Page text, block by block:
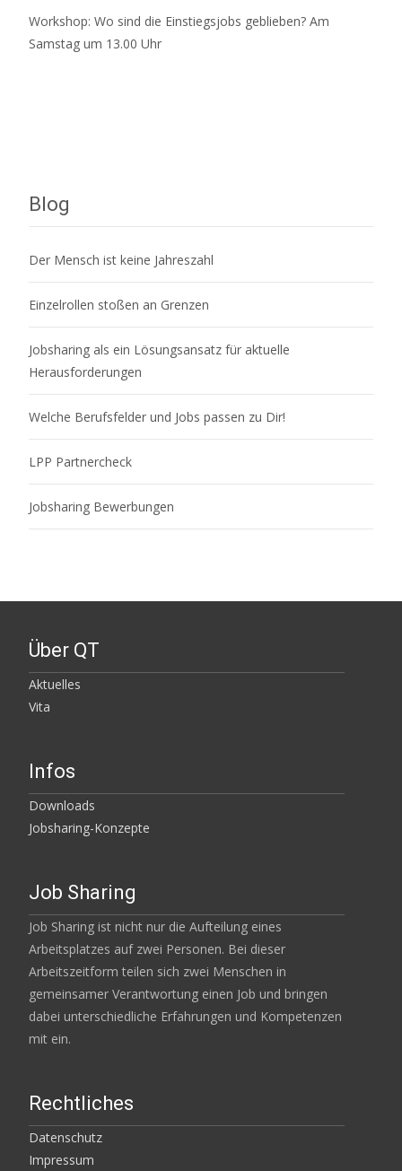
Workshop: Wo sind die Einstiegsjobs geblieben? Am
Samstag um 13.00 Uhr
Blog
Der Mensch ist keine Jahreszahl
Einzelrollen stoßen an Grenzen
Jobsharing als ein Lösungsansatz für aktuelle
Herausforderungen
Welche Berufsfelder und Jobs passen zu Dir!
LPP Partnercheck
Jobsharing Bewerbungen
Über QT
Aktuelles
Vita
Infos
Downloads
Jobsharing-Konzepte
Job Sharing
Job Sharing ist nicht nur die Aufteilung eines
Arbeitsplatzes auf zwei Personen. Bei dieser
Arbeitszeitform teilen sich zwei Menschen in
gemeinsamer Verantwortung einen Job und bringen
dabei unterschiedliche Erfahrungen und Kompetenzen
mit ein.
Rechtliches
Datenschutz
Impressum